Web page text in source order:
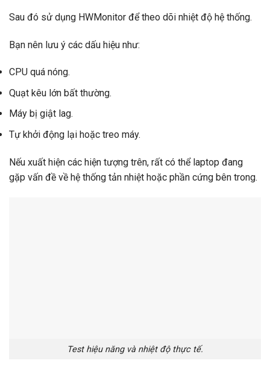
Sau đó sử dụng HWMonitor để theo dõi nhiệt độ hệ thống.
Bạn nên lưu ý các dấu hiệu như:
CPU quá nóng.
Quạt kêu lớn bất thường.
Máy bị giật lag.
Tự khởi động lại hoặc treo máy.
Nếu xuất hiện các hiện tượng trên, rất có thể laptop đang
gặp vấn đề về hệ thống tản nhiệt hoặc phần cứng bên trong.
Test hiệu năng và nhiệt độ thực tế.